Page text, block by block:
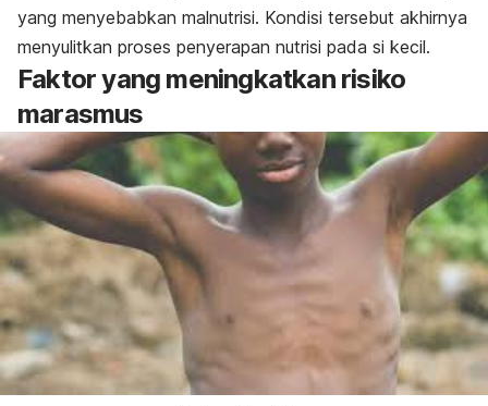
yang menyebabkan malnutrisi. Kondisi tersebut akhirnya
menyulitkan proses penyerapan nutrisi pada si kecil.
Faktor yang meningkatkan risiko
marasmus